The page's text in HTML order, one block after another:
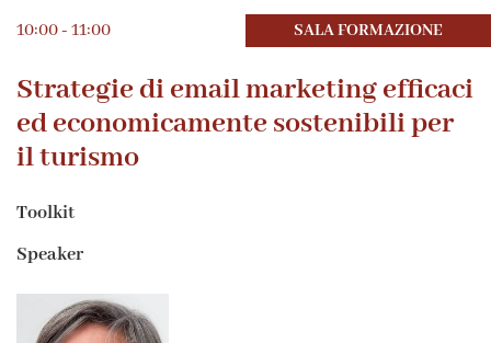
SALA FORMAZIONE
10:00 - 11:00
Strategie di email marketing efficaci
ed economicamente sostenibili per
il turismo
Toolkit
Speaker